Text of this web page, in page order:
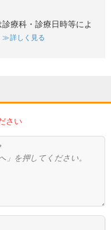
診療科・診療日時等によ
詳しく見る
さい